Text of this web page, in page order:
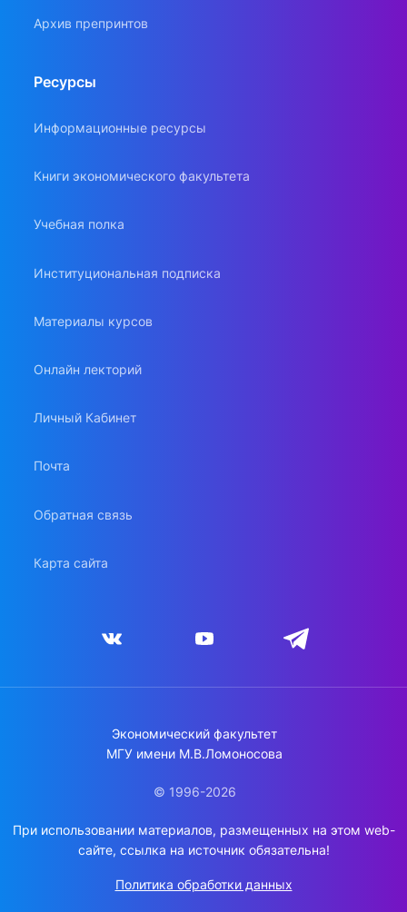
Архив препринтов
Ресурсы
Информационные ресурсы
Книги экономического факультета
Учебная полка
Институциональная подписка
Материалы курсов
Онлайн лекторий
Личный Кабинет
Почта
Обратная связь
Карта сайта
Экономический факультет
МГУ имени М.В.Ломоносова
© 1996-2026
При использовании материалов, размещенных на этом web-
сайте, ссылка на источник обязательна!
Политика обработки данных